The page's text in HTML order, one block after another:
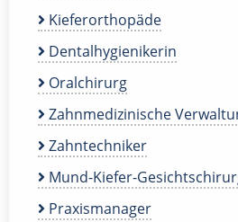
Kieferorthopäde
Dentalhygienikerin
Oralchirurg
Zahnmedizinische
Zahntechniker
Mund-Kiefer-
Praxismanager